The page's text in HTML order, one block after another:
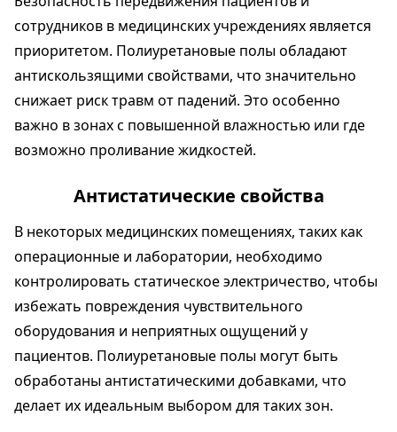
сотрудников в медицинских учреждениях является
приоритетом. Полиуретановые полы обладают
антискользящими свойствами, что значительно
снижает риск травм от падений. Это особенно
важно в зонах с повышенной влажностью или где
возможно проливание жидкостей.
Антистатические свойства
В некоторых медицинских помещениях, таких как
операционные и лаборатории, необходимо
контролировать статическое электричество, чтобы
избежать повреждения чувствительного
оборудования и неприятных ощущений у
пациентов. Полиуретановые полы могут быть
обработаны антистатическими добавками, что
делает их идеальным выбором для таких зон.